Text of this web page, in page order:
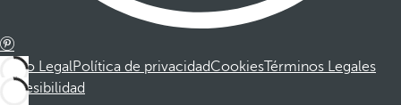
Aviso LegalPolítica de privacidadCookiesTérminos Legales
Accesibilidad